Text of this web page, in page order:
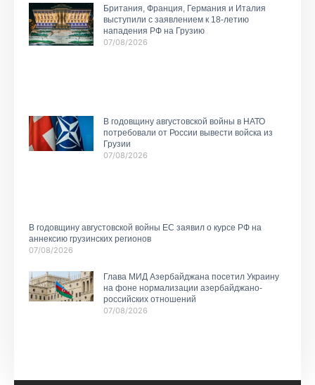
Британия, Франция, Германия и Италия
выступили с заявлением к 18-летию
нападения РФ на Грузию
07/08/2026
В годовщину августовской войны в НАТО
потребовали от России вывести войска из
Грузии
07/08/2026
В годовщину августовской войны ЕС заявил о курсе РФ на
аннексию грузинских регионов
07/08/2026
Глава МИД Азербайджана посетил Украину
на фоне нормализации азербайджано-
российских отношений
07/08/2026